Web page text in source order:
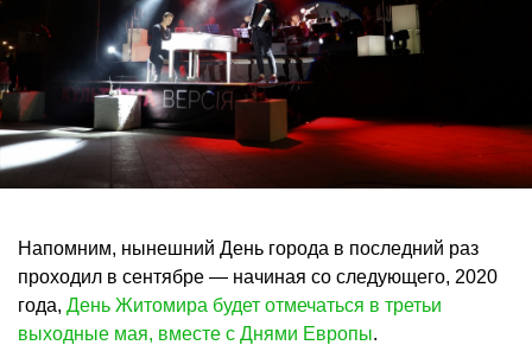
Напомним, нынешний День города в последний раз
проходил в сентябре — начиная со следующего, 2020
года, День Житомира будет отмечаться в третьи
выходные мая, вместе с Днями Европы.